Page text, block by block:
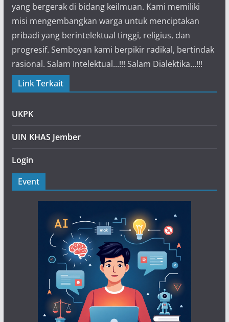
yang bergerak di bidang keilmuan. Kami memiliki
misi mengembangkan warga untuk menciptakan
pribadi yang berintelektual tinggi, religius, dan
progresif. Semboyan kami berpikir radikal, bertindak
rasional. Salam Intelektual...!!! Salam Dialektika...!!!
Link Terkait
UKPK
UIN KHAS Jember
Login
Event